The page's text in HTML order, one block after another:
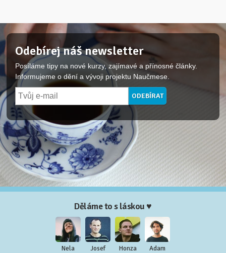
Odebírej náš newsletter
Posíláme tipy na nové kurzy, zajímavé a přínosné články.
Informujeme o dění a vývoji projektu Naučmese.
Děláme to s láskou ♥
Nela Josef Honza Adam